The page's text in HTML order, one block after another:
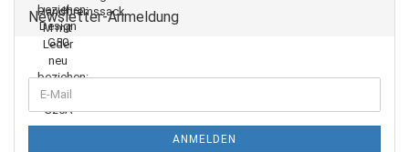
Newsletter-Anmeldung
ZUR
NEWSLETTER-
E-
Mail
ANMELDEN